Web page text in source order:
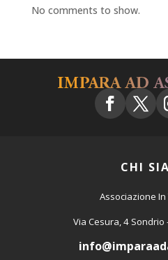
No comments to show.
CHI
Associazione In
Via Cesura, 4 Sondrio
@ofni